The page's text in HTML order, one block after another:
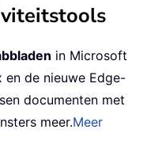
in Microsoft
en de nieuwe Edge-
documenten met
meer.Meer